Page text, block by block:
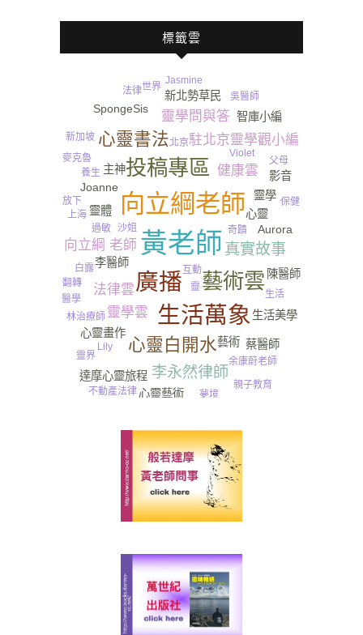
標籤雲
黃老師
向立綱老師
廣播
生活萬象
投稿專區
藝術雲
心靈白開水
心靈書法
李永然律師
真實故事
健康雲
靈學問與答
駐北京靈學觀小編
靈學雲
向立綱 老師
法律雲
心靈
李醫師
靈體
Joanne
新北勢草民
靈學
蔡醫師
心靈畫作
SpongeSis
主神 影音
生活美學
Aurora
陳醫師
藝術
智庫小編
心靈藝術
達摩心靈旅程
林治療師
養生
保健
上海
Lily
白露
翻轉
沙姐
余康蔚老師
醫學 生活
法律
吳醫師
夢境
麥克魯 父母
新加坡
世界
互動
過敏
靈
Violet
北京
奇蹟
親子教育
放下
Jasmine
不動產法律
靈界